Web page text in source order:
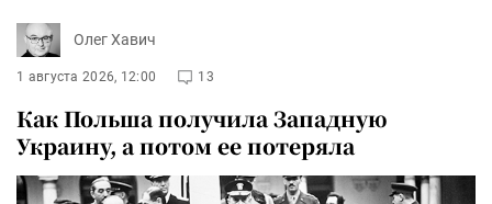
Олег Хавич
1 августа 2026, 12:00 13
Как Польша получила Западную
Украину, а потом ее потеряла